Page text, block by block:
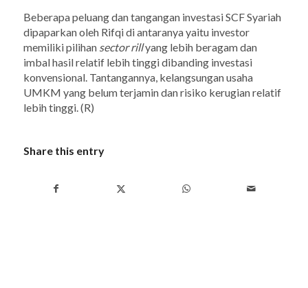
Beberapa peluang dan tangangan investasi SCF Syariah
dipaparkan oleh Rifqi di antaranya yaitu investor
memiliki pilihan sector rillyang lebih beragam dan
imbal hasil relatif lebih tinggi dibanding investasi
konvensional. Tantangannya, kelangsungan usaha
UMKM yang belum terjamin dan risiko kerugian relatif
lebih tinggi. (R)
Share this entry